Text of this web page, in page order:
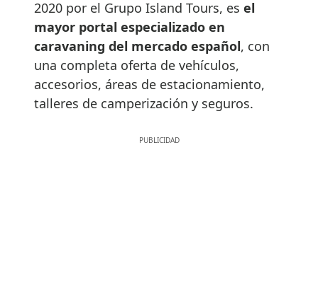
2020 por el Grupo Island Tours, es el
mayor portal especializado en
caravaning del mercado español, con
una completa oferta de vehículos,
accesorios, áreas de estacionamiento,
talleres de camperización y seguros.